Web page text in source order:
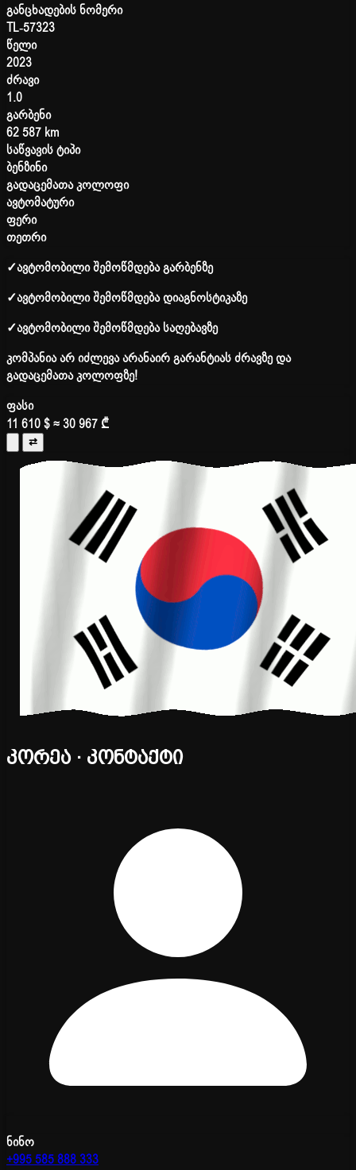
განცხადების ნომერი
TL-57323
წელი
2023
ძრავი
1.0
გარბენი
62 587 km
საწვავის ტიპი
ბენზინი
გადაცემათა კოლოფი
ავტომატური
ფერი
თეთრი
✓ავტომობილი შემოწმდება გარბენზე
✓ავტომობილი შემოწმდება დიაგნოსტიკაზე
✓ავტომობილი შემოწმდება საღებავზე
კომპანია არ იძლევა არანაირ გარანტიას ძრავზე და
გადაცემათა კოლოფზე!
ფასი
11 610 $≈ 30 967 ₾
⇄
კორეა · კონტაქტი
ნინო
+995 585 888 333